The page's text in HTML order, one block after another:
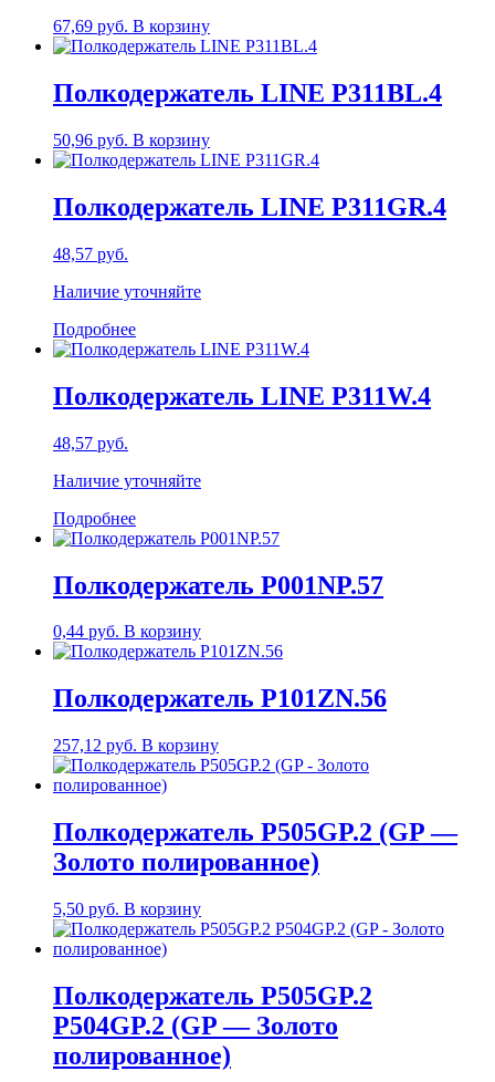
67,69 руб. В корзину
Полкодержатель LINE P311BL.4
50,96 руб. В корзину
Полкодержатель LINE P311GR.4
48,57 руб.
Наличие уточняйте
Подробнее
Полкодержатель LINE P311W.4
48,57 руб.
Наличие уточняйте
Подробнее
Полкодержатель P001NP.57
0,44 руб. В корзину
Полкодержатель P101ZN.56
257,12 руб. В корзину
Полкодержатель P505GP.2 (GP —
Золото полированное)
5,50 руб. В корзину
Полкодержатель P505GP.2
P504GP.2 (GP — Золото
полированное)